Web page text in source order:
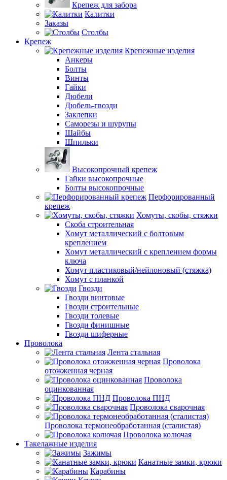
Крепеж для забора
Калитки
Заказы
Столбы
Крепеж
Крепежные изделия
Анкеры
Болты
Винты
Гайки
Дюбели
Дюбель-гвозди
Заклепки
Саморезы и шурупы
Шайбы
Шпильки
Высокопрочный крепеж
Гайки высокопрочные
Болты высокопрочные
Перфорированный
крепеж
Хомуты, скобы, стяжки
Скоба строительная
Хомут металлический с болтовым
креплением
Хомут металлический с креплением формы
ключа
Хомут пластиковый/нейлоновый (стяжка)
Хомут с планкой
Гвозди
Гвозди винтовые
Гвозди строительные
Гвозди толевые
Гвозди финишные
Гвозди шиферные
Проволока
Лента стальная
Проволока
отожженная черная
Проволока
оцинкованная
Проволока ПНД
Проволока сварочная
Проволока термонеобработанная (сталистая)
Проволока колючая
Такелажные изделия
Зажимы
Канатные замки, крюки
Карабины